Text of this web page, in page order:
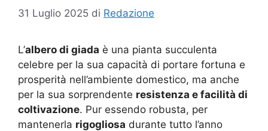
31 Luglio 2025 di Redazione
L’albero di giada è una pianta succulenta
celebre per la sua capacità di portare fortuna e
prosperità nell’ambiente domestico, ma anche
per la sua sorprendente resistenza e facilità di
coltivazione. Pur essendo robusta, per
mantenerla rigogliosa durante tutto l’anno